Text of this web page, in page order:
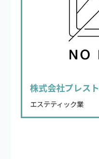
株式会社プレスト
エステティック業